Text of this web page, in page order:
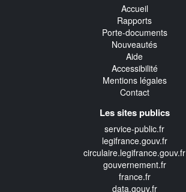
Accueil
Rapports
Porte-documents
Nouveautés
Aide
Accessibilité
Mentions légales
Contact
Les sites publics
service-public.fr
legifrance.gouv.fr
circulaire.legifrance.gouv.fr
gouvernement.fr
france.fr
data.gouv.fr